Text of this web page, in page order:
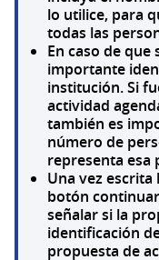
lo utilice, para
todas las
En caso de
importante
institución. Si
actividad
también es
número de
representa esa
Una vez
botón
señalar si la
identificación
propuesta de